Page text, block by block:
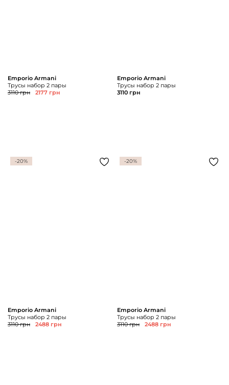
Emporio Armani
Трусы набор 2 пары
3110 грн
2177 грн
Emporio Armani
Трусы набор 2 пары
3110 грн
-20%
Emporio Armani
Трусы набор 2 пары
3110 грн
2488 грн
-20%
Emporio Armani
Трусы набор 2 пары
3110 грн
2488 грн